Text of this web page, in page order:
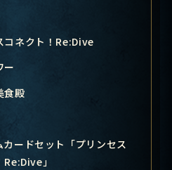
コネクト！Re:Dive
ー
食殿
カードセット「プリンセス
」